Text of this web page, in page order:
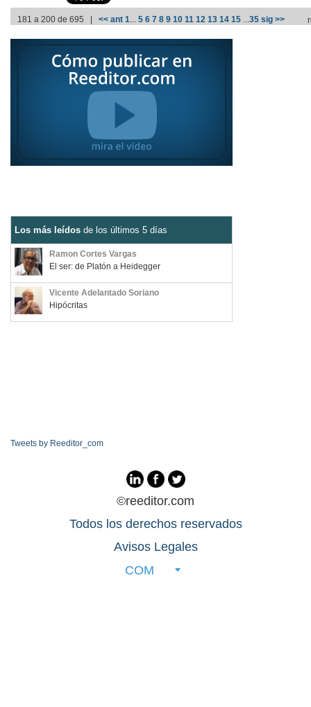
181 a 200 de 695 | << ant 1... 5 6 7 8 9 10 11 12 13 14 15 ...35 sig >>
Los más leídos de los últimos 5 días
Ramon Cortes Vargas
El ser: de Platón a Heidegger
Vicente Adelantado Soriano
Hipócritas
Tweets by Reeditor_com
©reeditor.com
Todos los derechos reservados
Avisos Legales